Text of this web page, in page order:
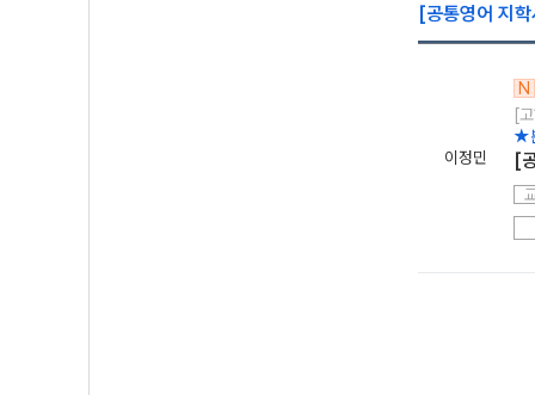
[공통영어 지
이정민
N
[
★
[